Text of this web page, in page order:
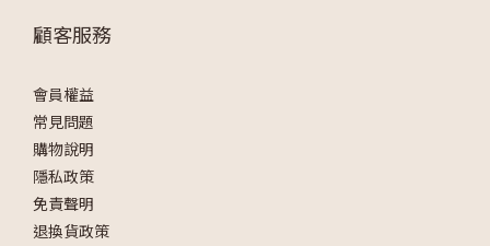
顧客服務
會員權益
常見問題
購物說明
隱私政策
免責聲明
退換貨政策